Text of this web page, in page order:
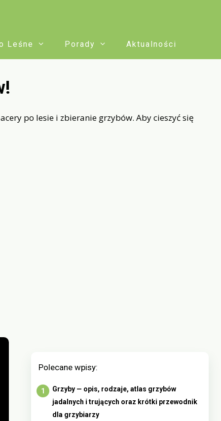
Leśne Porady Aktualności
po lesie i zbieranie grzybów. Aby cieszyć się
Polecane wpisy:
Grzyby — opis, rodzaje, atlas grzybów
jadalnych i trujących oraz krótki przewodnik
dla grzybiarzy